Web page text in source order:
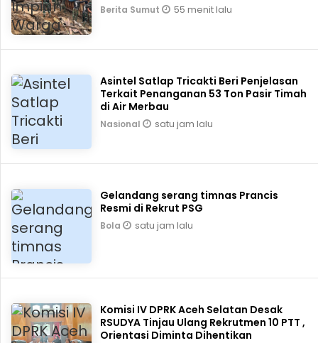
Berita Sumut 55 menit lalu
Asintel Satlap Tricakti Beri Penjelasan
Terkait Penanganan 53 Ton Pasir Timah
di Air Merbau
Nasional satu jam lalu
Gelandang serang timnas Prancis
Resmi di Rekrut PSG
Bola satu jam lalu
Komisi IV DPRK Aceh Selatan Desak
RSUDYA Tinjau Ulang Rekrutmen 10 PTT ,
Orientasi Diminta Dihentikan